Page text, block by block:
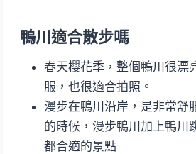
鴨川適合散步嗎
春天櫻花季，整個鴨川很漂
服，也很適合拍照。
漫步在鴨川沿岸，是非常舒
的時候，漫步鴨川加上鴨川
都合適的景點